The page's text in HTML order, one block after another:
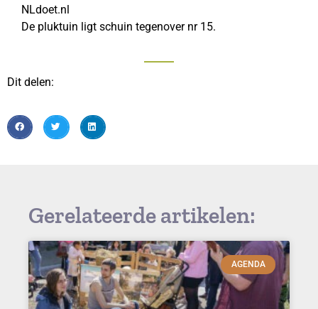
NLdoet.nl
De pluktuin ligt schuin tegenover nr 15.
Dit delen:
Gerelateerde artikelen:
AGENDA